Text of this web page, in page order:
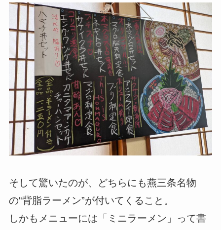
そして驚いたのが、どちらにも燕三条名物
の“背脂ラーメン”が付いてくること。
しかもメニューには「ミニラーメン」って書